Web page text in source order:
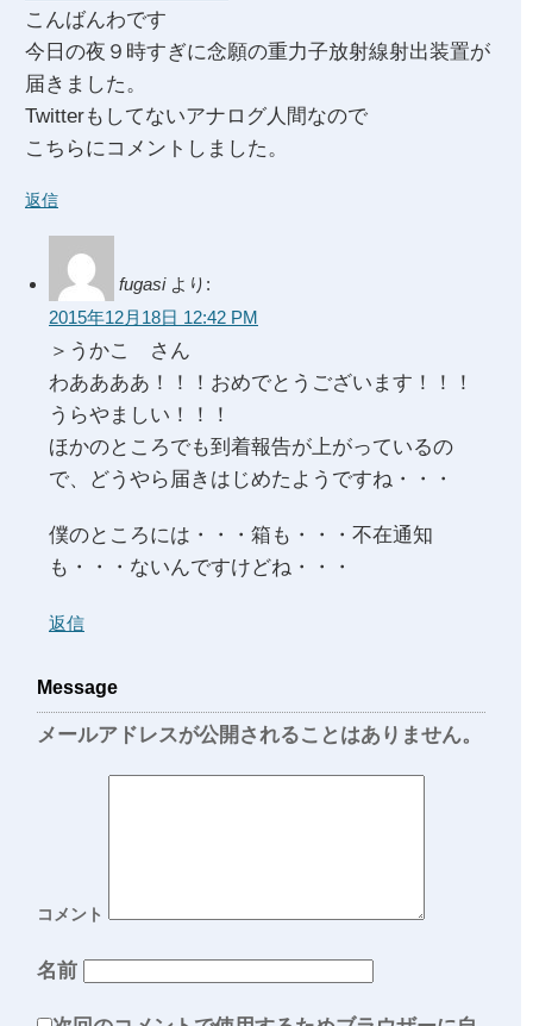
こんばんわです
今日の夜９時すぎに念願の重力子放射線射出装置が
届きました。
Twitterもしてないアナログ人間なので
こちらにコメントしました。
返信
fugasi より:
2015年12月18日 12:42 PM
＞うかこ さん
わああああ！！！おめでとうございます！！！
うらやましい！！！
ほかのところでも到着報告が上がっているの
で、どうやら届きはじめたようですね・・・
僕のところには・・・箱も・・・不在通知
も・・・ないんですけどね・・・
返信
Message
メールアドレスが公開されることはありません。
コメント
名前